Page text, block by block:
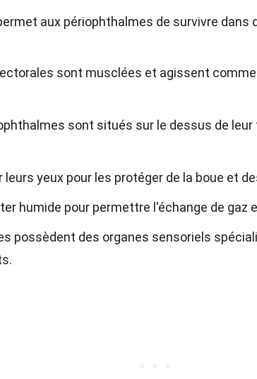
aux périophthalmes de survivre dans
sont musclées et agissent
sont situés sur le dessus de
yeux pour les protéger de la boue et
humide pour permettre l'échange de gaz
possèdent des organes sensoriels